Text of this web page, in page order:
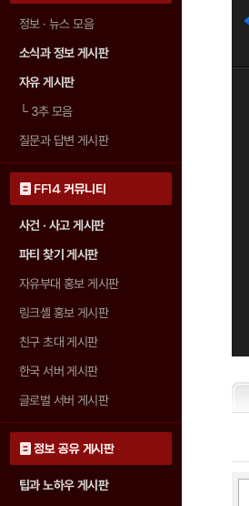
정보 · 뉴스 모음
소식과 정보 게시판
자유 게시판
└3추 모음
질문과 답변 게시판
FF14 커뮤니티
사건 · 사고 게시판
파티 찾기 게시판
자유부대 홍보 게시판
링크셸 홍보 게시판
친구 초대 게시판
한국 서버 게시판
글로벌 서버 게시판
정보 공유 게시판
팁과 노하우 게시판